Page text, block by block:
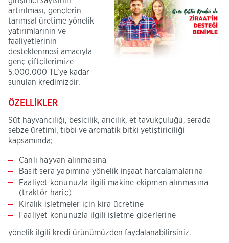
artırılması, gençlerin
tarımsal üretime yönelik
yatırımlarının ve
faaliyetlerinin
desteklenmesi amacıyla
genç çiftçilerimize
5.000.000 TL​’ye kadar
sunulan kredimizdir.
ÖZELLİKLER
Süt hayvancılığı, besicilik, arıcılık, et tavukçuluğu, serada
sebze​ üretimi, tıbbi ve aromatik bitki yetiştiriciliği
kapsamında;
Canlı hayvan alınmasına
Basit sera yapımına yönelik inşaat harcalamalarına
Faaliyet konunuzla ilgili makine ekipman alınmasına
(traktör hariç)
Kiralık işletmeler için kira ücretine
Faaliyet konunuzla ilgili işletme giderlerine
yönelik ilgili kredi ürünümüzden faydalanabilirsiniz.